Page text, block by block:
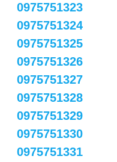
0975751323
0975751324
0975751325
0975751326
0975751327
0975751328
0975751329
0975751330
0975751331